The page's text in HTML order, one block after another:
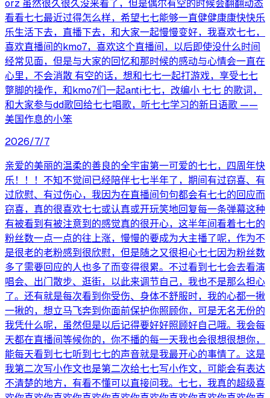
orz 虽然很久很久没来看了，但是偶尔有空的时候会翻翻动态
看看七七最近过得怎么样，希望七七能够一直健健康康快快乐
乐生活下去，直播下去，和大家一起慢慢变好，我喜欢七七，
喜欢直播间的kmo7，喜欢这个直播间，以后即使没什么时间
经常见面，但是与大家的回忆和那时候的感动与心情会一直在
心里，不会消散 有空的话，想和七七一起打游戏，享受七七
蹩脚的操作，和kmo7们一起anti七七，改编小 七七 的歌词，
和大家参与dd歌回给七七唱歌，听七七学习的新日语歌 ——
美国作息的小笨
2026/7/7
亲爱的美丽的温柔的善良的全宇宙第一可爱的七七，四周年快
乐！！！不知不觉间已经陪伴七七半年了，期间有过窃喜、有
过欣慰、有过伤心，我因为在直播间句句都会有七七的回应而
窃喜，真的很喜欢七七或认真或开玩笑地回复每一条弹幕这种
有被看到有被注意到的感觉真的很开心，这半年间看着七七的
粉丝数一点一点的往上涨，慢慢的要成为大主播了呢，作为不
是很老的老粉感到很欣慰，但是随之又很担心七七因为粉丝数
多了需要回应的人也多了而变得很累。不过看到七七会去看演
唱会、出门散步、逛街，以此来调节自己，我也不是那么担心
了。还有就是每次看到你受伤、身体不舒服时，我的心都一揪
一揪的，想立马飞奔到你面前保护你照顾你，可是无名无份的
我凭什么呢，虽然但是以后记得要好好照顾好自己哦。我会每
天都在直播间等候你的，你不播的每一天我也会很想很想你，
能每天看到七七听到七七的声音就是我最开心的事情了。这是
我第二次写小作文也是第二次给七七写小作文，可能会有表达
不清楚的地方，有看不懂可以直接问我。七七，我真的超级喜